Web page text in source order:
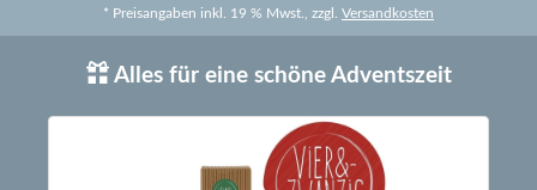
* Preisangaben inkl. 19 % Mwst., zzgl. Versandkosten
Alles für eine schöne Adventszeit